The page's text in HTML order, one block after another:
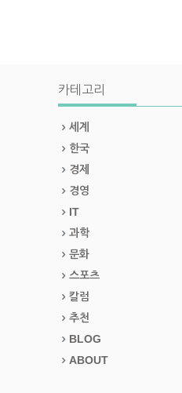
카테고리
세계
한국
경제
경영
IT
과학
문화
스포츠
칼럼
추천
BLOG
ABOUT